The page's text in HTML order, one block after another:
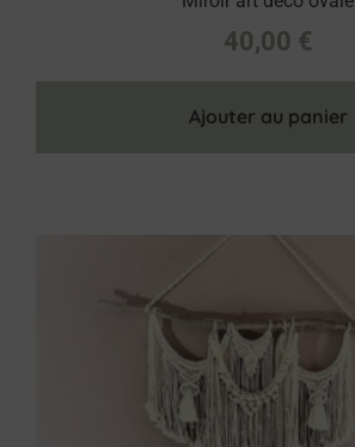
40,00 €
Ajouter au panier